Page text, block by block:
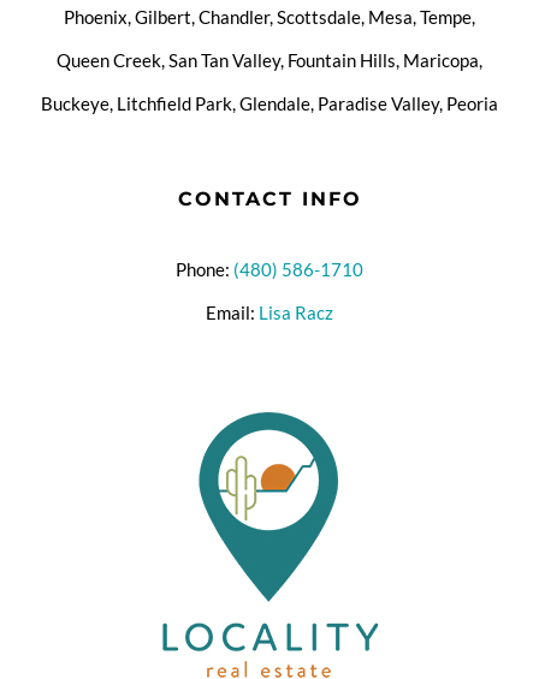
Phoenix, Gilbert, Chandler, Scottsdale, Mesa, Tempe,
Queen Creek, San Tan Valley, Fountain Hills, Maricopa,
Buckeye, Litchfield Park, Glendale, Paradise Valley, Peoria
CONTACT INFO
Phone: (480) 586-1710
Email: Lisa Racz